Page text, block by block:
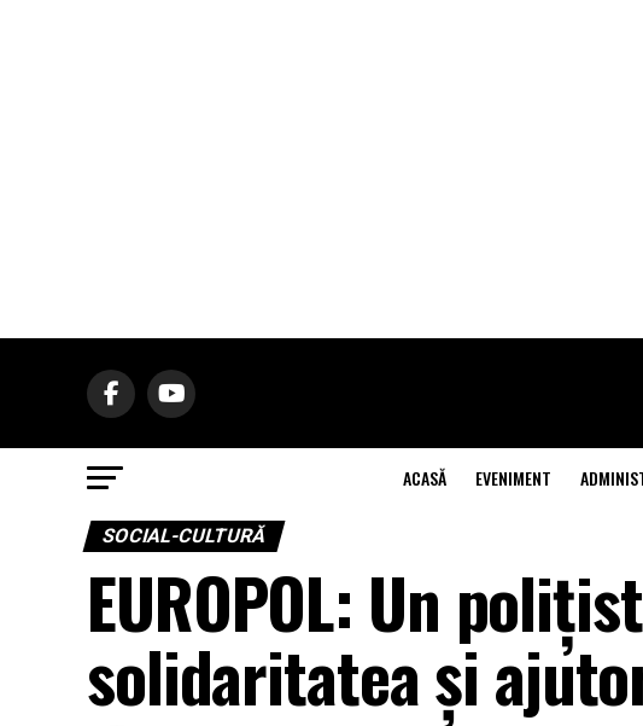
ACASĂ EVENIMENT
SOCIAL-CULTURĂ
EUROPOL: Un
solidaritatea și